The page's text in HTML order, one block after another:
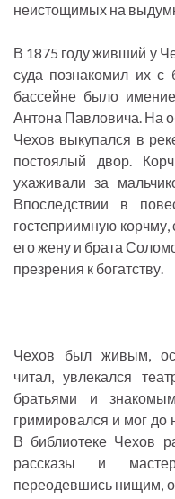
неистощимых на
В 1875 году живший у
суда познакомил их с
бассейне было
Антона Павловича. На
Чехов выкупался в
постоялый двор.
ухаживали за
Впоследствии в
гостеприимную
его жену и брата
презрения к богатству.
Чехов был живым,
читал, увлекался
братьями и
гримировался и мог до
В библиотеке Чехов
рассказы и
переодевшись нищим,